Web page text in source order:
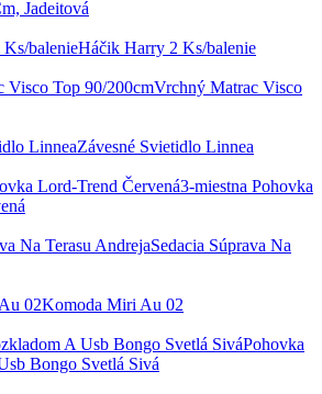
Jadeitová
Háčik Harry 2 Ks/balenie
Vrchný Matrac Visco
Závesné Svietidlo Linnea
3-miestna Pohovka
Sedacia Súprava Na
Komoda Miri Au 02
Pohovka
Bongo Svetlá Sivá